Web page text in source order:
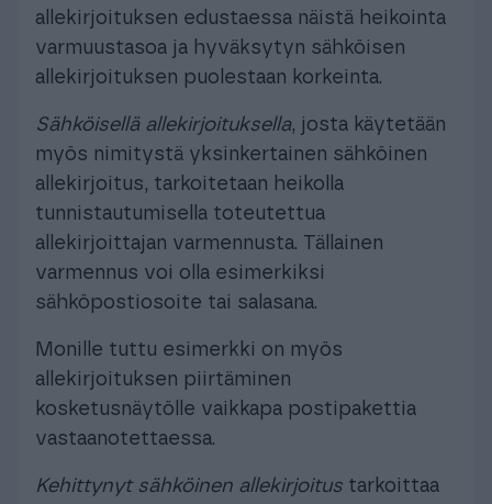
allekirjoituksen edustaessa näistä heikointa
varmuustasoa ja hyväksytyn sähköisen
allekirjoituksen puolestaan korkeinta.
Sähköisellä allekirjoituksella, josta käytetään
myös nimitystä yksinkertainen sähköinen
allekirjoitus, tarkoitetaan heikolla
tunnistautumisella toteutettua
allekirjoittajan varmennusta. Tällainen
varmennus voi olla esimerkiksi
sähköpostiosoite tai salasana.
Monille tuttu esimerkki on myös
allekirjoituksen piirtäminen
kosketusnäytölle vaikkapa postipakettia
vastaanotettaessa.
Kehittynyt sähköinen allekirjoitus tarkoittaa